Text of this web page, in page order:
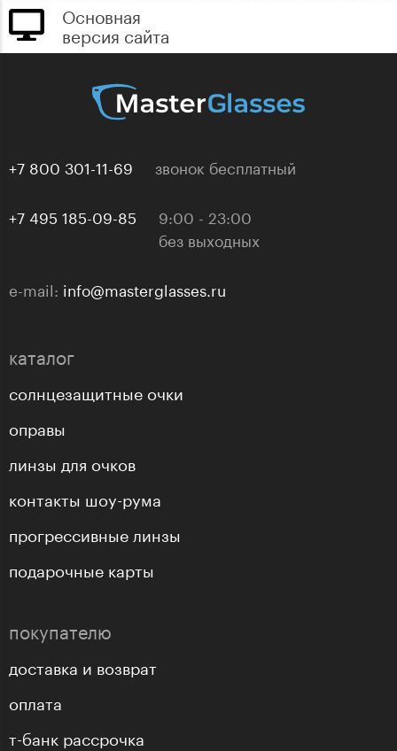
Основная
версия сайта
+7 800 301-11-69 звонок бесплатный
+7 495 185-09-85
9:00 - 23:00
без выходных
e-mail: info@masterglasses.ru
каталог
солнцезащитные очки
оправы
линзы для очков
контакты шоу-рума
прогрессивные линзы
подарочные карты
покупателю
доставка и возврат
оплата
т-банк рассрочка